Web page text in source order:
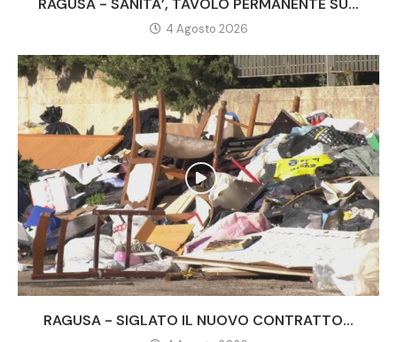
RAGUSA - SANITA’, TAVOLO PERMANENTE SU...
4 Agosto 2026
RAGUSA - SIGLATO IL NUOVO CONTRATTO...